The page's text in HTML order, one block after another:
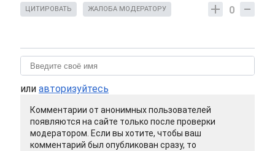
0
ЦИТИРОВАТЬ ЖАЛОБА МОДЕРАТОРУ
или авторизуйтесь
Комментарии от анонимных пользователей
появляются на сайте только после проверки
модератором. Если вы хотите, чтобы ваш
комментарий был опубликован сразу, то